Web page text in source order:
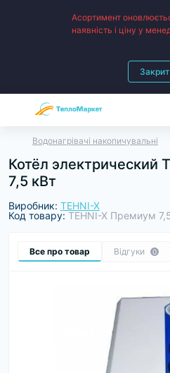
Асортимент
наявність і ціну у
Водонагрівачі накопичувальні
Котёл электрический
7,5 кВт
Виробник: TEHNI-X
Код товару: TEHNI-X Премиум
Все про товар Відгуки 0